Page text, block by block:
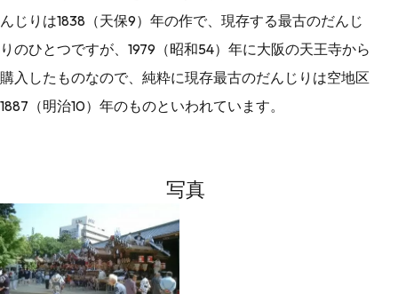
んじりは1838（天保9）年の作で、現存する最古のだんじ
りのひとつですが、1979（昭和54）年に大阪の天王寺から
購入したものなので、純粋に現存最古のだんじりは空地区
1887（明治10）年のものといわれています。
写真